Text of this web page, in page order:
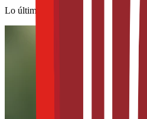
Lo último